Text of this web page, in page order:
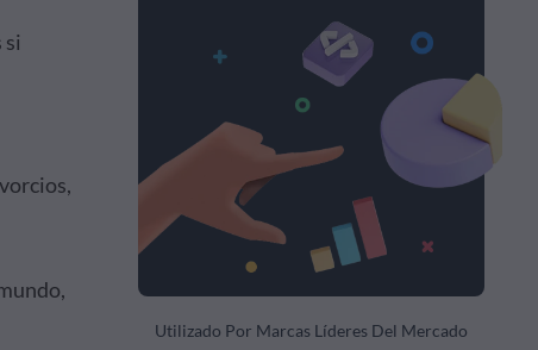
si
Utilizado Por Marcas Líderes Del Mercado